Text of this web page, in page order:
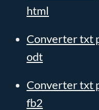
html
Converter txt
odt
Converter txt
fb2